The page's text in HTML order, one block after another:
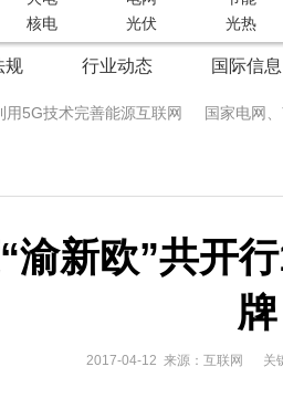
核电 光伏 光热
规 行业动态 国际信息
用5G技术完善能源互联网 国家电网
能微电网验收投运
为储能而创新——第五届国际储能峰会
力大气污染防治，打造清洁型绿色工业
新
湖北竹
渝新欧”共开
牌
2017-04-12 来源：互联网 关